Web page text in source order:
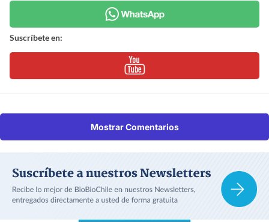
Suscríbete en:
Mostrar Comentarios